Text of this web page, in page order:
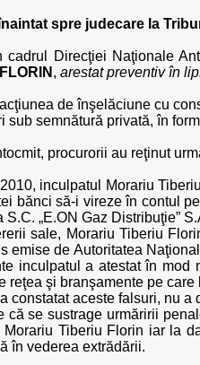
spre judecare la
Direcţiei Naţionale
, arestat preventiv în
de înşelăciune cu
sub semnătură privată, în
procurorii au reţinut
inculpatul Morariu
bănci să-i vireze în contul
S.C. „E.ON Gaz Distribuţie”
sale, Morariu Tiberiu
emise de Autoritatea
inculpatul a atestat în
reţea şi branşamente pe
constatat aceste falsuri, nu
că se sustrage urmăririi
Tiberiu Florin iar la
în vederea extrădării.